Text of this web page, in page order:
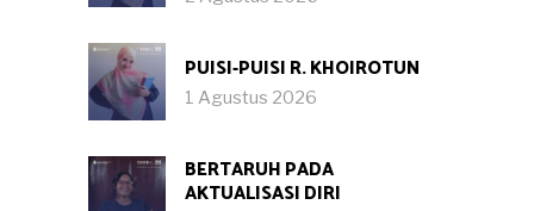
PUISI-PUISI R. KHOIROTUN
1 Agustus 2026
BERTARUH PADA
AKTUALISASI DIRI